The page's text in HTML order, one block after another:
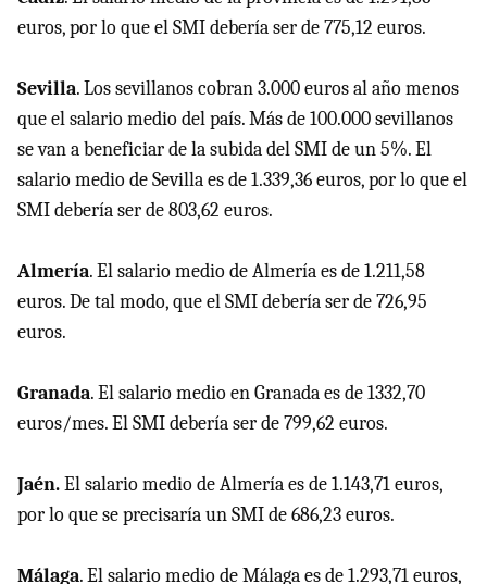
euros, por lo que el SMI debería ser de 775,12 euros.
Sevilla. Los sevillanos cobran 3.000 euros al año menos
que el salario medio del país. Más de 100.000 sevillanos
se van a beneficiar de la subida del SMI de un 5%. El
salario medio de Sevilla es de 1.339,36 euros, por lo que el
SMI debería ser de 803,62 euros.
Almería. El salario medio de Almería es de 1.211,58
euros. De tal modo, que el SMI debería ser de 726,95
euros.
Granada. El salario medio en Granadaes de 1332,70
euros/mes. El SMI debería ser de 799,62 euros.
Jaén.El salario medio de Almería es de 1.143,71 euros,
por lo que se precisaría un SMI de 686,23 euros.
Málaga. El salario medio de Málaga es de 1.293,71 euros,